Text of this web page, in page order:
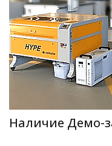
Наличие Демо-